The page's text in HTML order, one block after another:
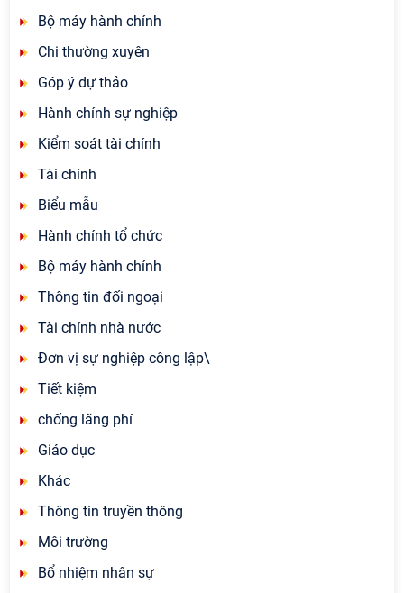
Bộ máy hành chính
Chi thường xuyên
Góp ý dự thảo
Hành chính sự nghiệp
Kiểm soát tài chính
Tài chính
Biểu mẫu
Hành chính tổ chức
Bộ máy hành chính
Thông tin đối ngoại
Tài chính nhà nước
Đơn vị sự nghiệp công lập\
Tiết kiệm
chống lãng phí
Giáo dục
Khác
Thông tin truyền thông
Môi trường
Bổ nhiệm nhân sự